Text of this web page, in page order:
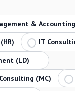
&
IT
(LD)
(MC)